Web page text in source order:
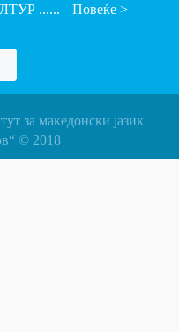
...... Повеќе >
за македонски јазик
© 2018